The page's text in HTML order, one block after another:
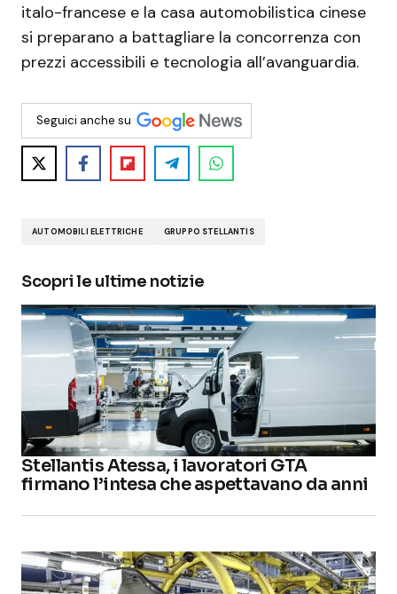
italo-francese e la casa automobilistica cinese
si preparano a battagliare la concorrenza con
prezzi accessibili e tecnologia all’avanguardia.
Seguici anche su
AUTOMOBILI ELETTRICHE GRUPPO STELLANTIS
Scopri le ultime notizie
Stellantis Atessa, i lavoratori GTA
firmano l’intesa che aspettavano da anni